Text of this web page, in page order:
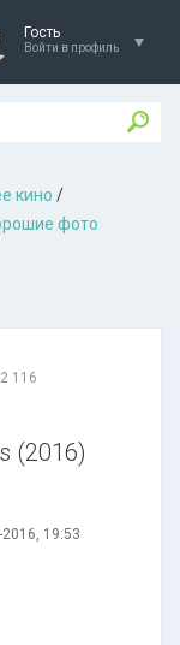
Гость
Войти в профиль
кино /
фото
2 116
(2016)
2016, 19:53